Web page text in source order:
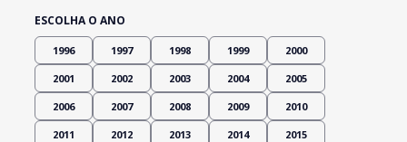
ESCOLHA O ANO
1996 1997 1998 1999 2000
2001 2002 2003 2004 2005
2006 2007 2008 2009 2010
2011 2012 2013 2014 2015